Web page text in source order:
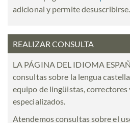
adicional y permite desuscribirse.
REALIZAR CONSULTA
LA PÁGINA DEL IDIOMA
consultas sobre la lengua
equipo de lingüistas,
especializados.
Atendemos consultas sobre el